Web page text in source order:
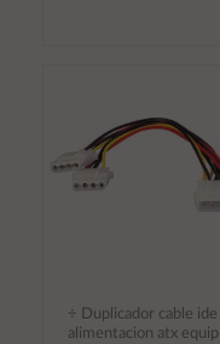
÷ Duplicador cable ide
alimentacion atx equip